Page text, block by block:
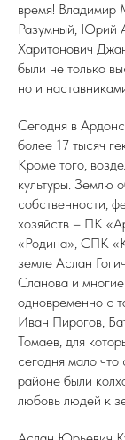
время! Владимир
Разумный, Юрий
Харитонович
были не только
но и
Сегодня в
более 17 тысяч
Кроме того,
культуры. Землю
собственности,
хозяйств – ПК
«Родина», СПК
земле Аслан
Сланова и
одновременно с
Иван Пирогов,
Томаев, для
сегодня мало
районе были
любовь людей к